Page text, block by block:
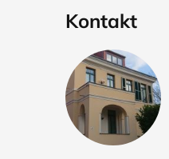
Kontakt